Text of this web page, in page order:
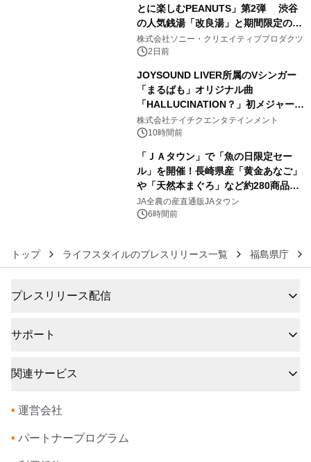
とに楽しむPEANUTS」第2弾 渋谷
の人気銭湯「改良湯」と期間限定のコ
ラボレーション サウナイキタイコラ
ボグッズも発売決定！
株式会社ソニー・クリエイティブプロダクツ
2日前
JOYSOUND LIVER所属のVシンガー
「まるぱも」オリジナル曲
「HALLUCINATION？」初メジャー配
信リリース決定！
株式会社テイチクエンタテインメント
10時間前
「ＪＡタウン」で「魚の日限定セー
ル」を開催！長崎県産「黄金あなご」
や「天然本まぐろ」など約280商品を
販売！～毎月１０日の定例企画～
JA全農の産直通販JAタウン
6時間前
トップ ライフスタイルのプレスリリース一覧 福島県庁
プレスリリース配信
サポート
関連サービス
• 運営会社
• パートナープログラム